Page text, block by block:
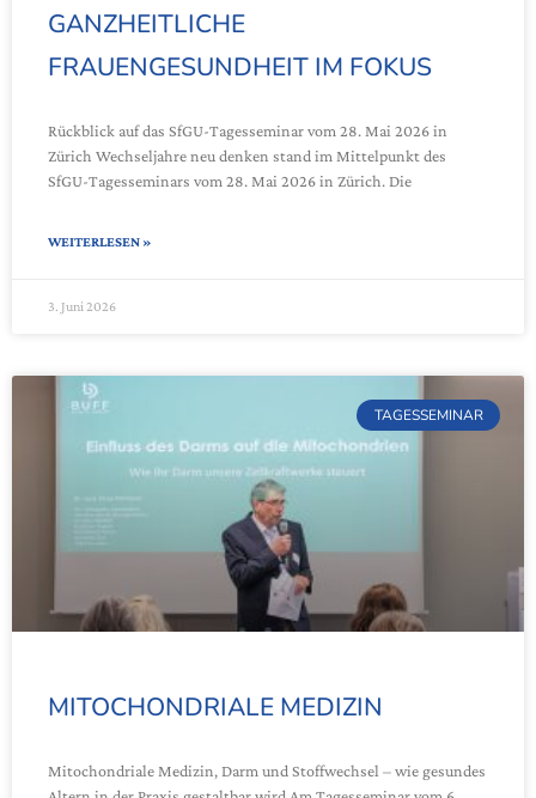
GANZHEITLICHE
FRAUENGESUNDHEIT IM FOKUS
Rückblick auf das SfGU-Tagesseminar vom 28. Mai 2026 in
Zürich Wechseljahre neu denken stand im Mittelpunkt des
SfGU-Tagesseminars vom 28. Mai 2026 in Zürich. Die
WEITERLESEN »
3. Juni 2026
TAGESSEMINAR
MITOCHONDRIALE MEDIZIN
Mitochondriale Medizin, Darm und Stoffwechsel – wie gesundes